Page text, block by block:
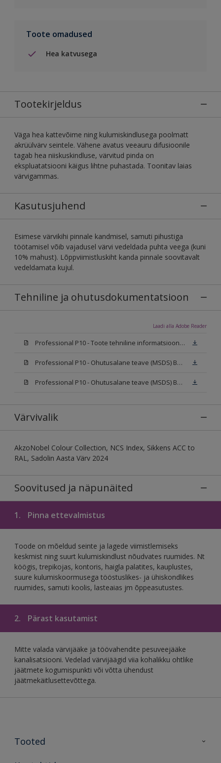
Toote omadused
Hea katvusega
Tootekirjeldus
Väga hea kattevõime ning kulumiskindlusega poolmatt
akrüülvärv seintele. Vähene avatus veeauru difusioonile
tagab hea niiskuskindluse, värvitud pinda on
ekspluatatsiooni käigus lihtne puhastada. Toonitav laias
värvigammas.
Kasutusjuhend
Esimese värvikihi pinnale kandmisel, samuti pihustiga
töötamisel võib vajadusel värvi vedeldada puhta veega (kuni
10% mahust). Lõppviimistluskiht kanda pinnale soovitavalt
vedeldamata kujul.
Tehniline ja ohutusdokumentatsioon
Laadi alla Adobe Reader
Professional P10 - Toote tehniline informatsioon (TDS) 2021
Professional P10 - Ohutusalane teave (MSDS) BC_update 2025
Professional P10 - Ohutusalane teave (MSDS) BW_update 2025
Värvivalik
AkzoNobel Colour Collection, NCS Index, Sikkens ACC to
RAL, Sadolin Aasta Värv 2024
Soovitused ja näpunäited
1. Pinna ettevalmistus
Toode on mõeldud seinte ja lagede viimistlemiseks
keskmist ning suurt kulumiskindlust nõudvates ruumides. Nt
köögis, trepikojas, kontoris, haigla palatites, kauplustes,
suure kulumiskoormusega tööstuslikes- ja ühiskondlikes
ruumides, samuti koolis, lasteaias jm õppeasutustes.
2. Pärast kasutamist
Mitte valada värvijääke ja töövahendite pesuveejääke
kanalisatsiooni. Vedelad värvijäägid viia kohalikku ohtlike
jäätmete kogumispunkti või võtta ühendust
jäätmekäitlusettevõttega.
Tooted
Tooted